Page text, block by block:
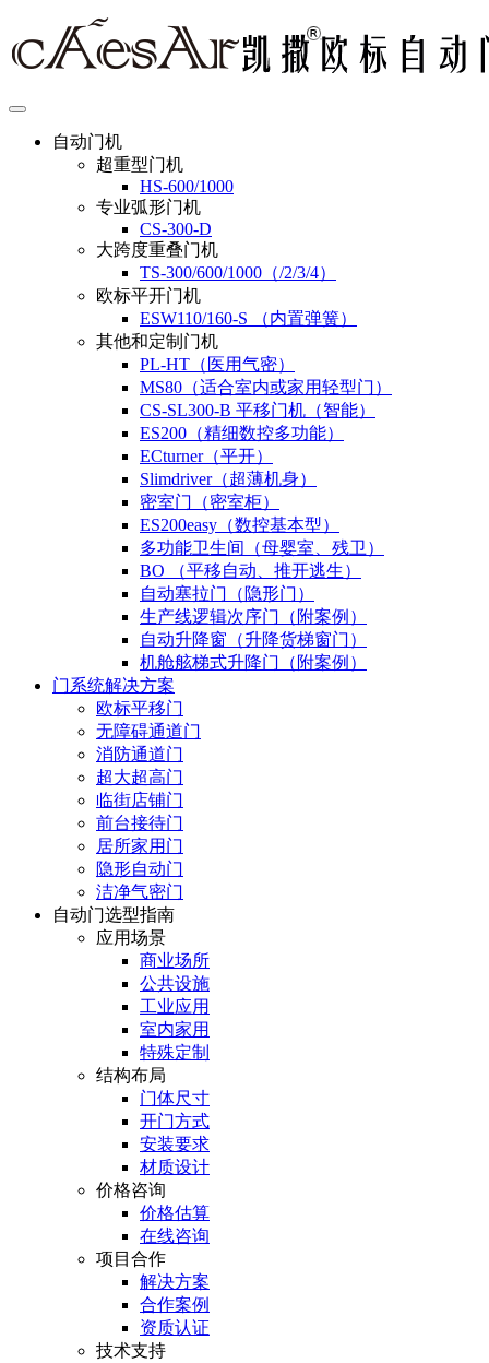
自动门机
超重型门机
HS-600/1000
专业弧形门机
CS-300-D
大跨度重叠门机
TS-300/600/1000（/2/3/4）
欧标平开门机
ESW110/160-S （内置弹簧）
其他和定制门机
PL-HT（医用气密）
MS80（适合室内或家用轻型门）
CS-SL300-B 平移门机（智能）
ES200（精细数控多功能）
ECturner（平开）
Slimdriver（超薄机身）
密室门（密室柜）
ES200easy（数控基本型）
多功能卫生间（母婴室、残卫）
BO （平移自动、推开逃生）
自动塞拉门（隐形门）
生产线逻辑次序门（附案例）
自动升降窗（升降货梯窗门）
机舱舷梯式升降门（附案例）
门系统解决方案
欧标平移门
无障碍通道门
消防通道门
超大超高门
临街店铺门
前台接待门
居所家用门
隐形自动门
洁净气密门
自动门选型指南
应用场景
商业场所
公共设施
工业应用
室内家用
特殊定制
结构布局
门体尺寸
开门方式
安装要求
材质设计
价格咨询
价格估算
在线咨询
项目合作
解决方案
合作案例
资质认证
技术支持